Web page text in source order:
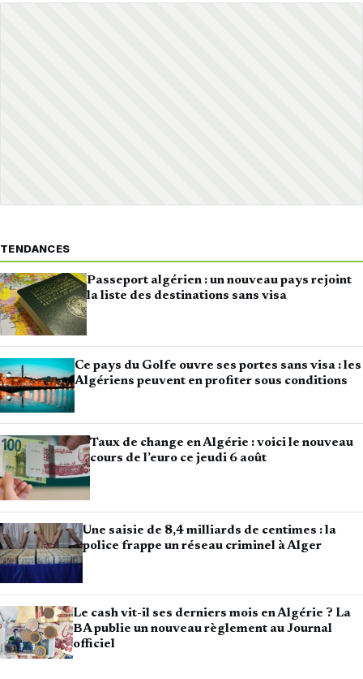
TENDANCES
Passeport algérien : un nouveau pays rejoint
la liste des destinations sans visa
Ce pays du Golfe ouvre ses portes sans visa : les
Algériens peuvent en profiter sous conditions
Taux de change en Algérie : voici le nouveau
cours de l’euro ce jeudi 6 août
Une saisie de 8,4 milliards de centimes : la
police frappe un réseau criminel à Alger
Le cash vit-il ses derniers mois en Algérie ? La
BA publie un nouveau règlement au Journal
officiel